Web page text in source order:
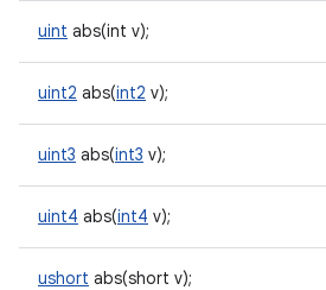
uint abs(int v);
uint2 abs(int2 v);
uint3 abs(int3 v);
uint4 abs(int4 v);
ushort abs(short v);